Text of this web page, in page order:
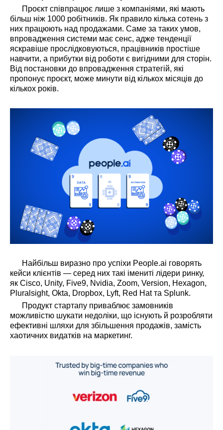
Проєкт співпрацює лише з компаніями, які мають
більш ніж 1000 робітників. Як правило кілька сотень з
них працюють над продажами. Саме за таких умов,
впровадження системи має сенс, адже тенденції
яскравіше прослідковуються, працівників простіше
навчити, а прибутки від роботи є вигідними для сторін.
Від постановки до впровадження стратегій, які
пропонує проєкт, може минути від кількох місяців до
кількох років.
Найбільш виразно про успіхи People.ai говорять
кейси клієнтів — серед них такі імениті лідери ринку,
як Cisco, Unity, Five9, Nvidia, Zoom, Version, Hexagon,
Pluralsight, Okta, Dropbox, Lyft, Red Hat та Splunk.
Продукт стартапу приваблює замовників
можливістю шукати недоліки, що існують й розробляти
ефективні шляхи для збільшення продажів, замість
хаотичних видатків на маркетинг.